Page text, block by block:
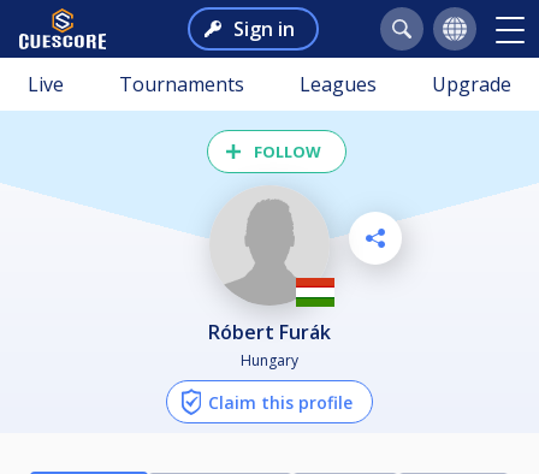
Sign in
Live Tournaments Leagues Upgrade
FOLLOW
Róbert Furák
Hungary
Claim this profile